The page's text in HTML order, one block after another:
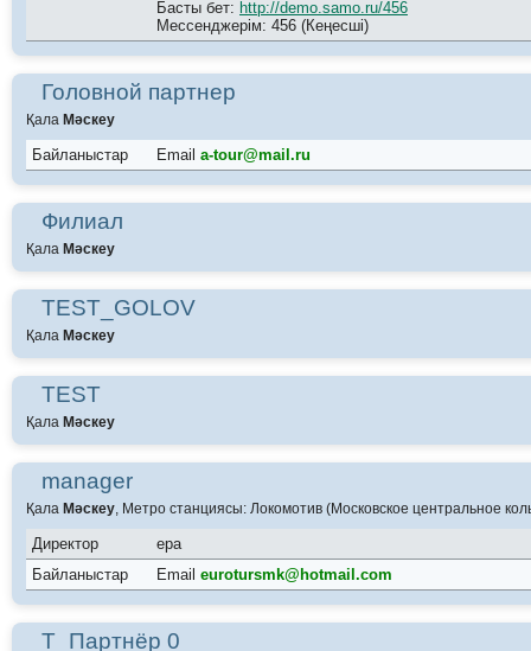
Басты бет: http://demo.samo.ru/456
Мессенджерім: 456 (Кеңесші)
Головной партнер
Қала Мәскеу
Байланыстар Email a-tour@mail.ru
Филиал
Қала Мәскеу
TEST_GOLOV
Қала Мәскеу
TEST
Қала Мәскеу
manager
Қала Мәскеу, Метро станциясы: Локомотив (Московское центральное
Директор
ера
Байланыстар
Email eurotursmk@hotmail.com
Т_Партнёр 0